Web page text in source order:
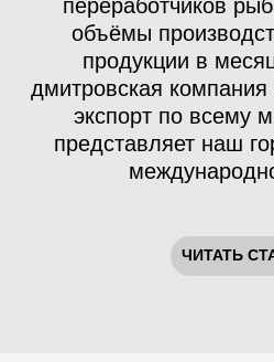
14 ОКТЯБРЯ 2024